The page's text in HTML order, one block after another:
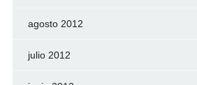
agosto 2012
julio 2012